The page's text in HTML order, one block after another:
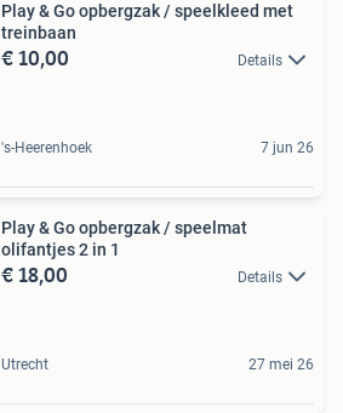
Play & Go opbergzak / speelkleed met
treinbaan
€ 10,00 Details
's-Heerenhoek 7 jun 26
Play & Go opbergzak / speelmat
olifantjes 2 in 1
€ 18,00 Details
Utrecht 27 mei 26